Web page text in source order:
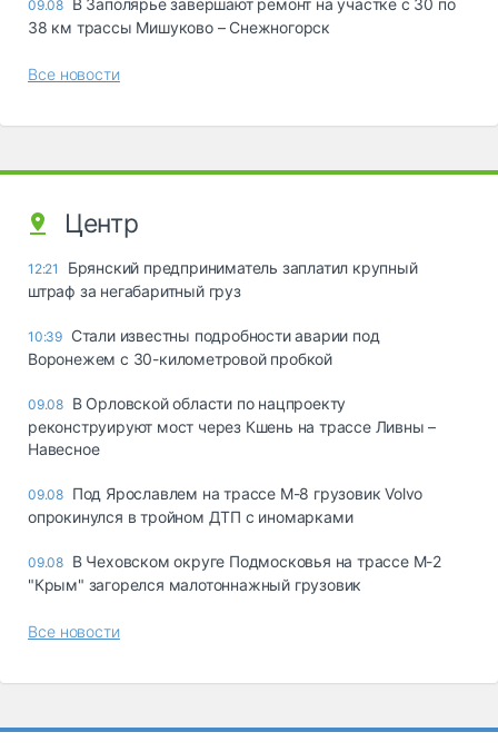
09.08 В Заполярье завершают ремонт на участке с 30 по
38 км трассы Мишуково – Снежногорск
Все новости
Центр
12:21
Брянский предприниматель заплатил крупный
штраф за негабаритный груз
10:39 Стали известны подробности аварии под
Воронежем с 30-километровой пробкой
09.08 В Орловской области по нацпроекту
реконструируют мост через Кшень на трассе Ливны –
Навесное
09.08 Под Ярославлем на трассе М-8 грузовик Volvo
опрокинулся в тройном ДТП с иномарками
09.08 В Чеховском округе Подмосковья на трассе М-2
"Крым" загорелся малотоннажный грузовик
Все новости